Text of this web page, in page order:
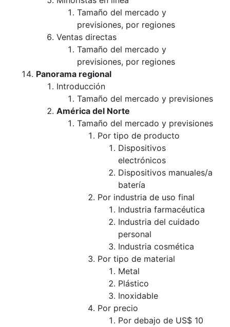
Tamaño del mercado y
previsiones, por regiones
Ventas directas
Tamaño del mercado y
previsiones, por regiones
Panorama regional
Introducción
Tamaño del mercado y previsiones
América del Norte
Tamaño del mercado y previsiones
Por tipo de producto
Dispositivos
electrónicos
Dispositivos manuales/a
batería
Por industria de uso final
Industria farmacéutica
Industria del cuidado
personal
Industria cosmética
Por tipo de material
Metal
Plástico
Inoxidable
Por precio
Por debajo de US$ 10